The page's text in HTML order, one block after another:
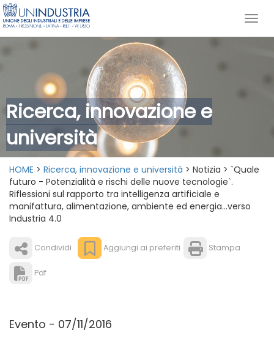
Ricerca, innovazione e
università
HOME > Ricerca, innovazione e università > Notizia > `Quale
futuro - Potenzialità e rischi delle nuove tecnologie`.
Riflessioni sul rapporto tra intelligenza artificiale e
manifattura, alimentazione, ambiente ed energia...verso
Industria 4.0
Condividi Aggiungi ai preferiti Stampa
Pdf
Evento - 07/11/2016